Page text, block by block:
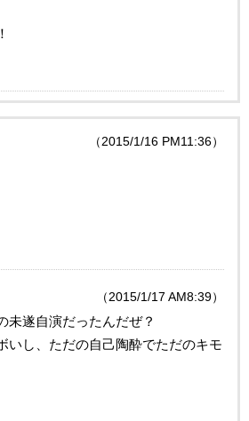
（2015/1/16 PM11:36）
（2015/1/17 AM8:39）
未遂自演だったんだぜ？
いし、ただの自己陶酔でただのキモ